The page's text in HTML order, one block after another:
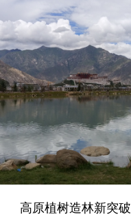
高原植树造林新突破